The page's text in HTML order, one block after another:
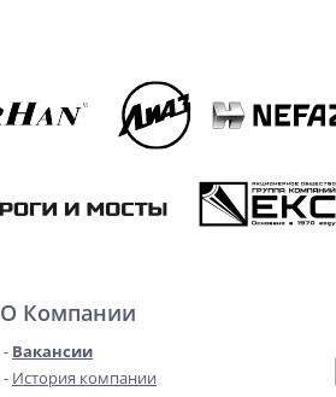
О Компании
Вакансии
История компании